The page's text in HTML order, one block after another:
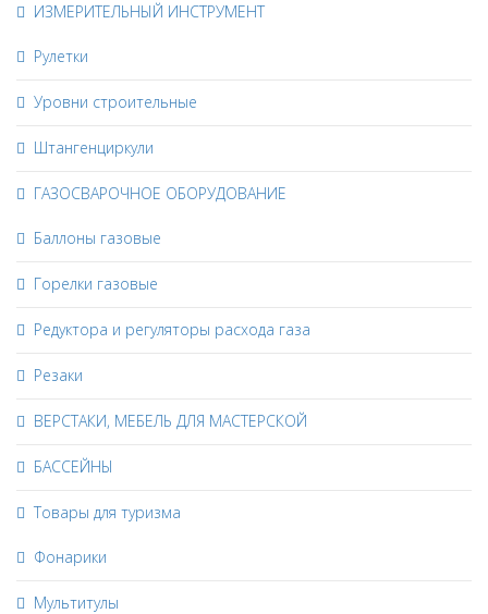
ИЗМЕРИТЕЛЬНЫЙ ИНСТРУМЕНТ
Рулетки
Уровни строительные
Штангенциркули
ГАЗОСВАРОЧНОЕ ОБОРУДОВАНИЕ
Баллоны газовые
Горелки газовые
Редуктора и регуляторы расхода газа
Резаки
ВЕРСТАКИ, МЕБЕЛЬ ДЛЯ МАСТЕРСКОЙ
БАССЕЙНЫ
Товары для туризма
Фонарики
Мультитулы